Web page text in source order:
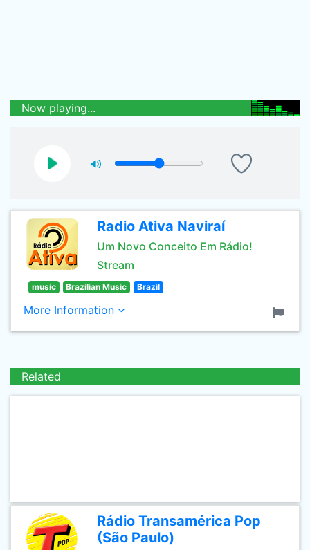
Now playing...
Radio Ativa Naviraí
Um Novo Conceito Em Rádio!
Stream
music Brazilian Music Brazil
More Information
Related
Rádio Transamérica Pop
(São Paulo)